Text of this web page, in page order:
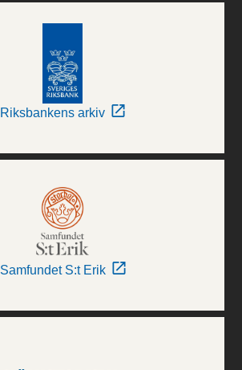
Riksbankens arkiv
Samfundet S:t Erik